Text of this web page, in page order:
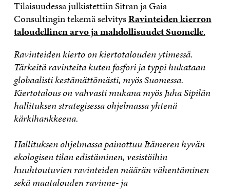
Tilaisuudessa julkistettiin Sitran ja Gaia
Consultingin tekemä selvitysRavinteiden kierron
taloudellinen arvo ja mahdollisuudet Suomelle.
Ravinteiden kierto on kiertotalouden ytimessä.
Tärkeitä ravinteita kuten fosfori ja typpi hukataan
globaalisti kestämättömästi, myös Suomessa.
Kiertotalous on vahvasti mukana myös Juha Sipilän
hallituksen strategisessa ohjelmassa yhtenä
kärkihankkeena.
Hallituksen ohjelmassa painottuu Itämeren hyvän
ekologisen tilan edistäminen, vesistöihin
huuhtoutuvien ravinteiden määrän vähentäminen
sekä maatalouden ravinne- ja